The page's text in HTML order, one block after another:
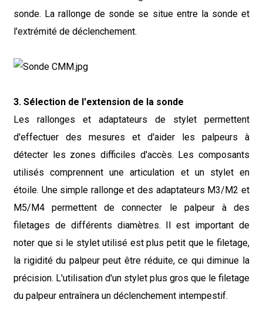
sonde. La rallonge de sonde se situe entre la sonde et
l'extrémité de déclenchement.
3. Sélection de l'extension de la sonde
Les rallonges et adaptateurs de stylet permettent
d'effectuer des mesures et d'aider les palpeurs à
détecter les zones difficiles d'accès. Les composants
utilisés comprennent une articulation et un stylet en
étoile. Une simple rallonge et des adaptateurs M3/M2 et
M5/M4 permettent de connecter le palpeur à des
filetages de différents diamètres. Il est important de
noter que si le stylet utilisé est plus petit que le filetage,
la rigidité du palpeur peut être réduite, ce qui diminue la
précision. L'utilisation d'un stylet plus gros que le filetage
du palpeur entraînera un déclenchement intempestif.